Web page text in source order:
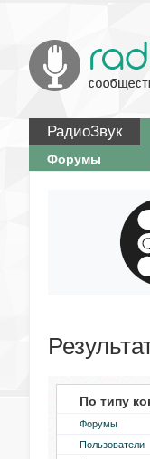
РадиоЗвук
Форумы
По типу
Форумы
Пользователи